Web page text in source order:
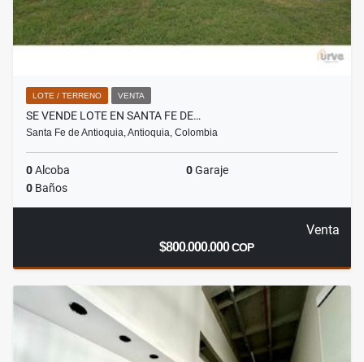
LOTE / TERRENO VENTA
SE VENDE LOTE EN SANTA FE DE…
Santa Fe de Antioquia, Antioquia, Colombia
0Alcoba 0Garaje
0 Baños
Venta
$800.000.000COP